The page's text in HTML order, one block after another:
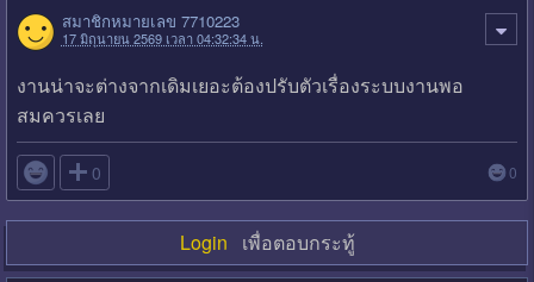
สมาชิกหมายเลข 7710223
17 มิถุนายน 2569 เวลา 04:32:34 น.
งานน่าจะต่างจากเดิมเยอะต้องปรับตัวเรื่องระบบงานพอ
สมควรเลย
 0 0
Login เพื่อตอบกระทู้